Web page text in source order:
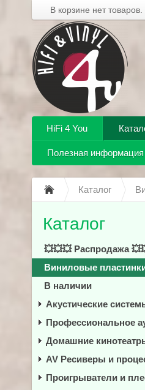
В корзине нет
HiFi 4 You
Полезная информация
Каталог
Каталог
💥💥💥 Распродажа
Виниловые
В наличии
Акустические
Профессиональное
Домашние
AV Ресиверы и
Проигрыватели и